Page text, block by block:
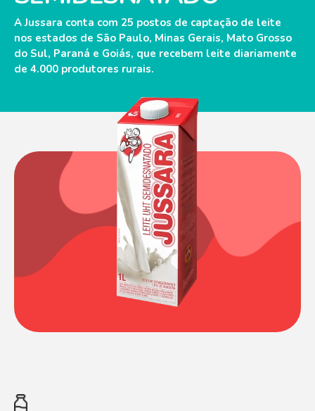
A Jussara conta com 25 postos de captação de leite
nos estados de São Paulo, Minas Gerais, Mato Grosso
do Sul, Paraná e Goiás, que recebem leite diariamente
de 4.000 produtores rurais.